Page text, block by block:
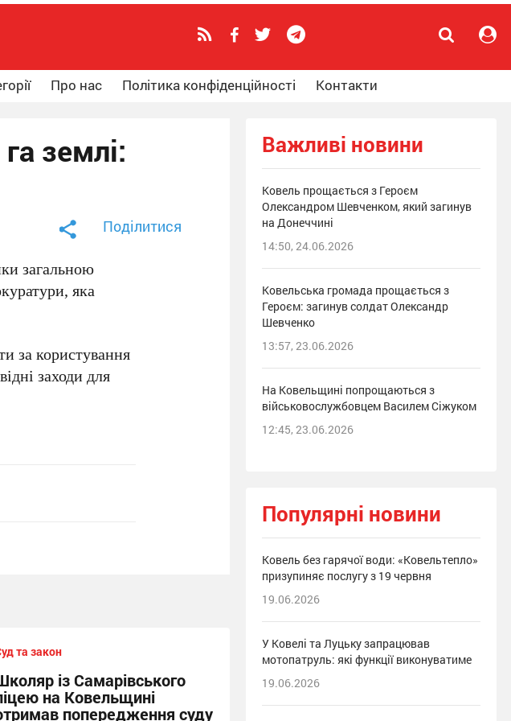
Про нас Політика конфіденційності Контакти
землі:
Поділитися
загальною
яка
за користування
заходи для
та закон
із Самарівського
на Ковельщині
попередження суду
Важливі новини
Ковель прощається з Героєм
Олександром Шевченком, який загинув
на Донеччині
14:50, 24.06.2026
Ковельська громада прощається з
Героєм: загинув солдат Олександр
Шевченко
13:57, 23.06.2026
На Ковельщині попрощаються з
військовослужбовцем Василем Сіжуком
12:45, 23.06.2026
Популярні новини
Ковель без гарячої води: «Ковельтепло»
призупиняє послугу з 19 червня
19.06.2026
У Ковелі та Луцьку запрацював
мотопатруль: які функції виконуватиме
19.06.2026